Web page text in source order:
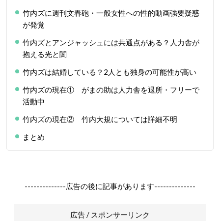
竹内ズに週刊文春砲・一般女性への性的動画強要疑惑
が発覚
竹内ズとアンジャッシュには共通点がある？人力舎が
抱える光と闇
竹内ズは結婚している？2人とも独身の可能性が高い
竹内ズの現在① がまの助は人力舎を退所・フリーで
活動中
竹内ズの現在② 竹内大規については詳細不明
まとめ
--------------広告の後に記事があります--------------
広告 / スポンサーリンク